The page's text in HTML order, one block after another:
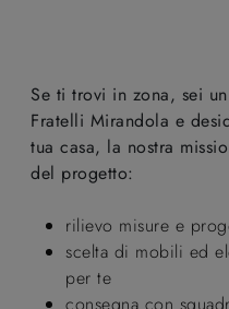
Se ti trovi in zona, sei
Fratelli Mirandola e
tua casa, la nostra
del progetto:
rilievo misure e
scelta di mobili ed
per te